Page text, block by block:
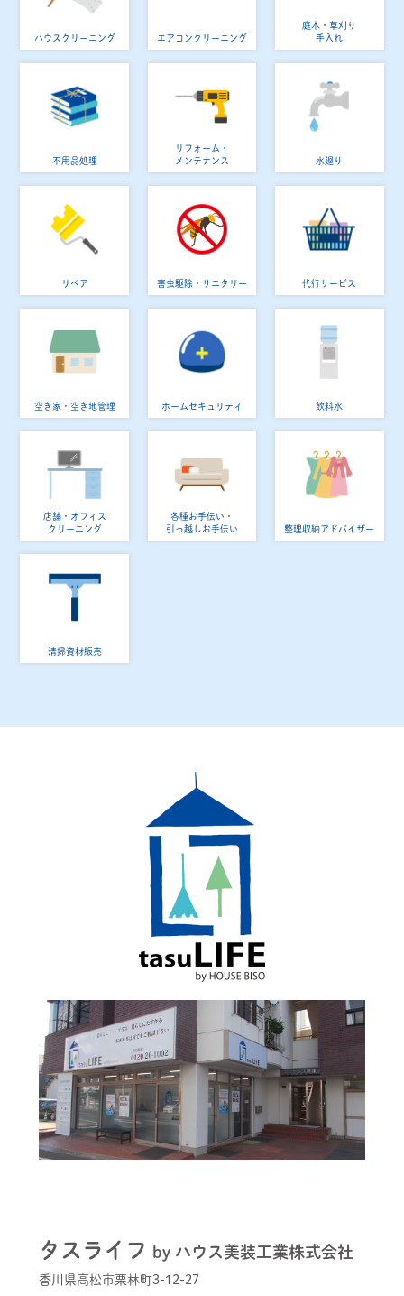
ハウスクリーニング エアコンクリーニング
庭木・草刈り
手入れ
不用品処理
リフォーム・
メンテナンス
水廻り
リペア 害虫駆除・サニタリー 代行サービス
空き家・空き地管理 ホームセキュリティ 飲料水
店舗・オフィス
クリーニング
各種お手伝い・
引っ越しお手伝い
整理収納アドバイザー
清掃資材販売
タスライフ by ハウス美装工業株式会社
香川県高松市栗林町3-12-27